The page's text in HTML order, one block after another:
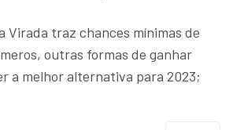
Virada traz chances mínimas de
outras formas de ganhar
a melhor alternativa para 2023;